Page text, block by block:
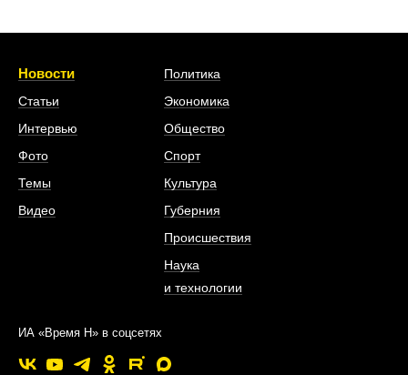
Новости
Статьи
Интервью
Фото
Темы
Видео
Политика
Экономика
Общество
Спорт
Культура
Губерния
Происшествия
Наука
и технологии
ИА «Время Н» в соцсетях